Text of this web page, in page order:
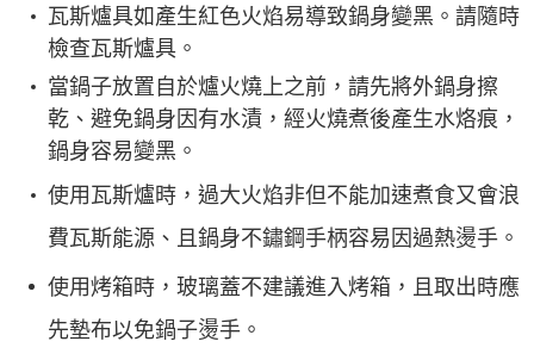
瓦斯爐具如產生紅色火焰易導致鍋身變黑。請隨時
檢查瓦斯爐具。
當鍋子放置自於爐火燒上之前，請先將外鍋身擦
乾、避免鍋身因有水漬，經火燒煮後產生水烙痕，
鍋身容易變黑。
使用瓦斯爐時，過大火焰非但不能加速煮食又會浪
費瓦斯能源、且鍋身不鏽鋼手柄容易因過熱燙手。
使用烤箱時，玻璃蓋不建議進入烤箱，且取出時應
先墊布以免鍋子燙手。